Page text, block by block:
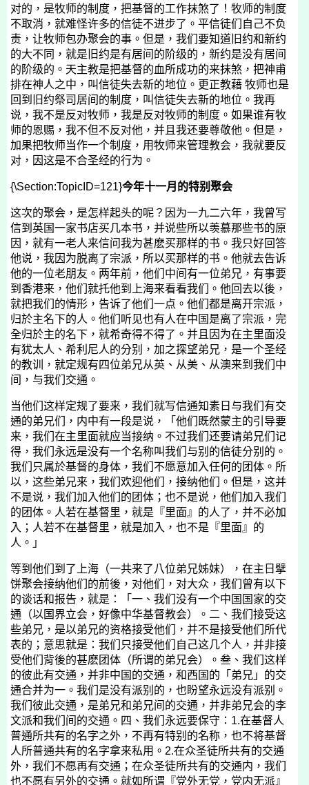
对的，是牧师的制度，把基督的工作抹煞了！牧师的制度
不取消，就难怪许多的信徒不进步了。平信徒们自己不负
责，让牧师包办聚会的事。但是，我们要知道旧约和新约
的大不同，就是旧约是有居间的阶级的，新约是没有居间
的阶级的。天主教是把基督的血所成功的来抹煞，把神甫
排在神人之中，叫信徒失去新的地位。更正教藉 牧师也是
回到旧约祭司居间的制度，叫信徒失去新的地位。我再
说，我不是反对牧师，我是反对牧师的制度。如果谁有牧
师的恩赐，我不但不反对他，并且我还要尊敬他。但是，
加果把牧师当作一个制度，用牧师来管理教会，我就要反
对，因这是不合圣经的行为。
{\Section:TopicID=121}今年十一月的特别聚会
这次的聚会，是怎样起头的呢？因为一九二六年，我曾写
信到英国一家书店买几本书，并说些所以羡慕那些书的原
因，就有一老人来信问我为甚麽买那样的书。我只好回答
他说，我因为脱离了宗派，所以买那样的书。他就去告诉
他的一位老朋友。两年前，他们中间有一位弟兄，有事要
到香港来，他们就托他到上海来看看我们。他回去以後，
就把我们的情形，告诉了他们一点。他们都是离开宗派，
归於主名下的人。他们听见也有人在中国是离了宗派，完
全归於主的名下，就希奇得不得了。并且因为在主里面没
有犹太人、希利尼人的分别，加之探望弟兄，是一个圣经
的教训，就定规有四位弟兄从英、从美、从澳来到我们中
间，与我们交通。
当他们这样定规了要来，我们就写信通知素日与我们有交
通的弟兄们，内中有一段是说，「他们既然蒙主的引导要
来，我们在主里面就应当接纳。不过我们还要请弟兄们记
得，我们永远是没有一个名称叫我们与别的信徒分别的。
我们只属於基督的身体，我们不愿意加入任何的团体。所
以，这些弟兄来，我们欢迎他们，接纳他们。但是，这并
不是说，我们加入他们的团体；也不是说，他们加入我们
的团体。人若在基督里，就是『里面』的人了，并不必加
入；人若不在基督里，就是加入，也不是『里面』的
人。」
等到他们到了上海（一共来了八位弟兄姊妹），在主日擘
饼聚会接纳他们的前後，对他们，对大众，我们曾有以下
的谈话和报告，就是：「一、我们没有一个中国国家的交
通（以国界立会，好像中华基督教会）。二、我们接受这
些弟兄，是以弟兄的资格接受他们，并不是接受他们所代
表的；意思就是：我们只接受他们自己这几个人，并非接
受他们背後的甚麽团体（所谓的弟兄会）。叁、我们这样
的彼此有交通，并非中国的交通，和西国的「弟兄」的交
通合并为一。我们是没有派别的，也盼望永远没有派别。
我们彼此交通，是弟兄和弟兄间的交通，并非弟兄会的李
文派和我们间的交通。四、我们永远要保守： 1.在基督人
普通所共有的名字之外，不再有特别的名称，也不将基督
人所普通共有的名字拿来私用。 2.在众圣徒所共有的交通
外，我们不愿再有交通；在众圣徒所共有的交通内，我们
也不愿有另外的交通。就如所谓『党外无党，党内无派』